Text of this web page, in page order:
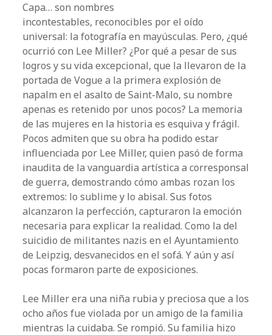
Capa… son nombres
incontestables, reconocibles por el oído
universal: la fotografía en mayúsculas. Pero, ¿qué
ocurrió con Lee Miller? ¿Por qué a pesar de sus
logros y su vida excepcional, que la llevaron de la
portada de Vogue a la primera explosión de
napalm en el asalto de Saint-Malo, su nombre
apenas es retenido por unos pocos? La memoria
de las mujeres en la historia es esquiva y frágil.
Pocos admiten que su obra ha podido estar
influenciada por Lee Miller, quien pasó de forma
inaudita de la vanguardia artística a corresponsal
de guerra, demostrando cómo ambas rozan los
extremos: lo sublime y lo abisal. Sus fotos
alcanzaron la perfección, capturaron la emoción
necesaria para explicar la realidad. Como la del
suicidio de militantes nazis en el Ayuntamiento
de Leipzig, desvanecidos en el sofá. Y aún y así
pocas formaron parte de exposiciones.
Lee Miller era una niña rubia y preciosa que a los
ocho años fue violada por un amigo de la familia
mientras la cuidaba. Se rompió. Su familia hizo